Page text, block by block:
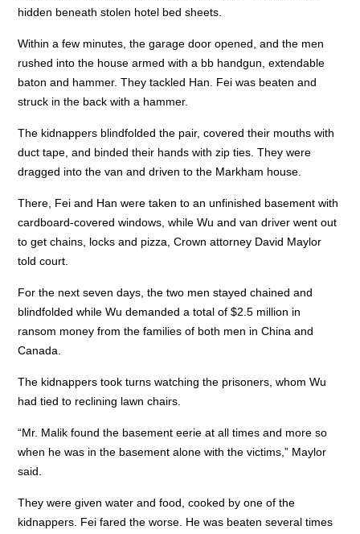
hidden beneath stolen hotel bed sheets.
Within a few minutes, the garage door opened, and the men
rushed into the house armed with a bb handgun, extendable
baton and hammer. They tackled Han. Fei was beaten and
struck in the back with a hammer.
The kidnappers blindfolded the pair, covered their mouths with
duct tape, and binded their hands with zip ties. They were
dragged into the van and driven to the Markham house.
There, Fei and Han were taken to an unfinished basement with
cardboard-covered windows, while Wu and van driver went out
to get chains, locks and pizza, Crown attorney David Maylor
told court.
For the next seven days, the two men stayed chained and
blindfolded while Wu demanded a total of $2.5 million in
ransom money from the families of both men in China and
Canada.
The kidnappers took turns watching the prisoners, whom Wu
had tied to reclining lawn chairs.
“Mr. Malik found the basement eerie at all times and more so
when he was in the basement alone with the victims,” Maylor
said.
They were given water and food, cooked by one of the
kidnappers. Fei fared the worse. He was beaten several times